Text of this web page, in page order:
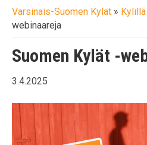
Varsinais-Suomen Kylät »
webinaareja
Suomen Kylät -
3.4.2025